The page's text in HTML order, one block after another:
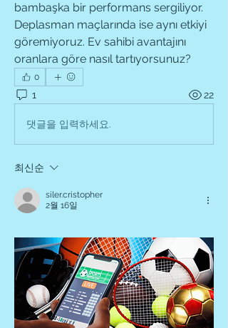
bambaşka bir performans sergiliyor.
Deplasman maçlarında ise aynı etkiyi
göremiyoruz. Ev sahibi avantajını
oranlara göre nasıl tartıyorsunuz?
0
1 22
댓글을 입력하세요.
최신순
siler.cristopher
2월 16일